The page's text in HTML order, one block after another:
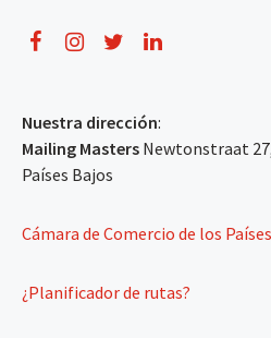
Nuestra dirección:
Mailing Masters Newtonstraat
Países Bajos
Cámara de Comercio de los
¿Planificador de rutas?